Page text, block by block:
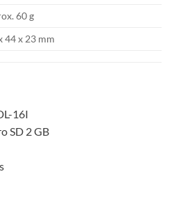
60 g
44 x 23 mm
16I
SD 2 GB